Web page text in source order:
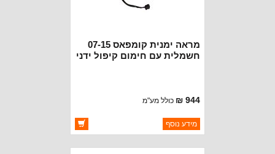
מראה ימנית קומפאס 07-15
חשמלית עם חימום קיפול ידני
944 ₪ כולל מע"מ
ברקוד: 5115046AD
יצרן:CROWN AUTOMOTIVE
מידע נוסף